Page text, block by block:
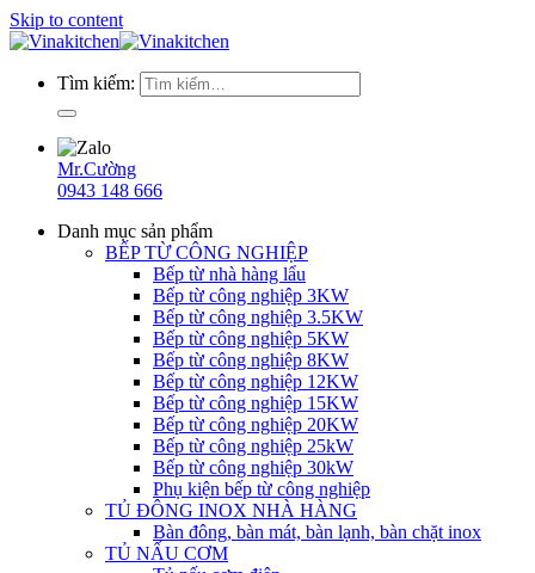
Skip to content
Tìm kiếm:
Mr.Cường
0943 148 666
Danh mục sản phẩm
BẾP TỪ CÔNG NGHIỆP
Bếp từ nhà hàng lẩu
Bếp từ công nghiệp 3KW
Bếp từ công nghiệp 3.5KW
Bếp từ công nghiệp 5KW
Bếp từ công nghiệp 8KW
Bếp từ công nghiệp 12KW
Bếp từ công nghiệp 15KW
Bếp từ công nghiệp 20KW
Bếp từ công nghiệp 25kW
Bếp từ công nghiệp 30kW
Phụ kiện bếp từ công nghiệp
TỦ ĐÔNG INOX NHÀ HÀNG
Bàn đông, bàn mát, bàn lạnh, bàn chặt inox
TỦ NẤU CƠM